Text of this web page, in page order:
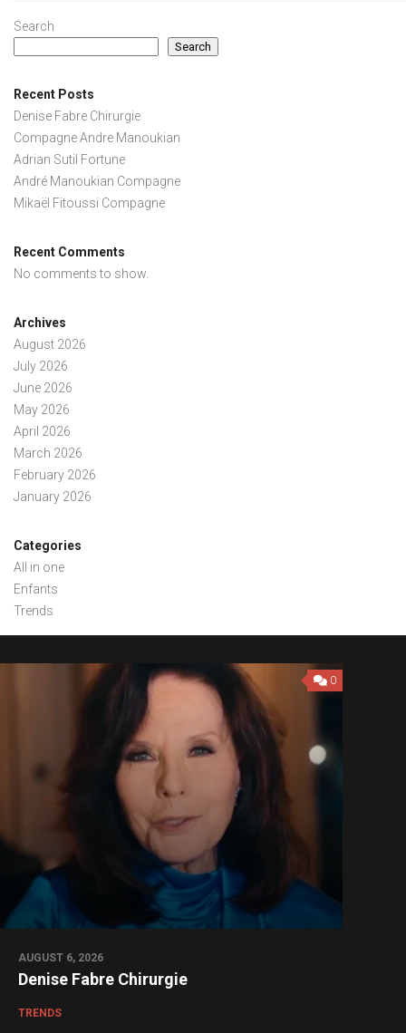
Search
Search
Recent Posts
Denise Fabre Chirurgie
Compagne Andre Manoukian
Adrian Sutil Fortune
André Manoukian Compagne
Mikaël Fitoussi Compagne
Recent Comments
No comments to show.
Archives
August 2026
July 2026
June 2026
May 2026
April 2026
March 2026
February 2026
January 2026
Categories
All in one
Enfants
Trends
0
AUGUST 6, 2026
Denise Fabre Chirurgie
TRENDS